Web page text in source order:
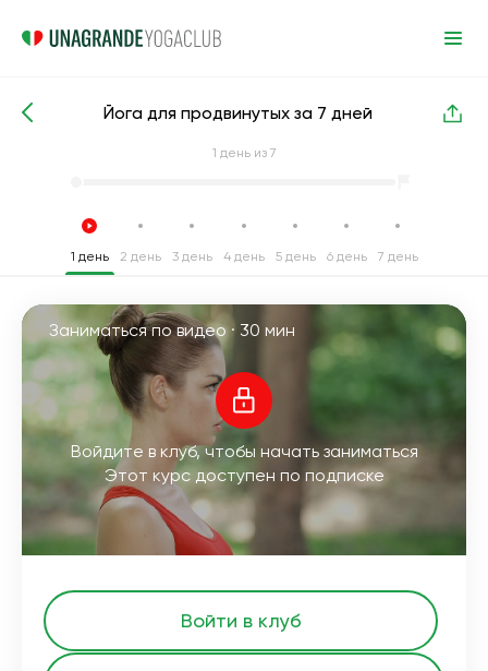
Интенсивные курсы йоги Продвинутый
Йога для продвинутых за 7 дней
1 день из 7
1 день 2 день 3 день 4 день 5 день 6 день 7 день
Заниматься по видео · 30 мин
Войдите в клуб, чтобы начать заниматься
Этот курс доступен по подписке
Войти в клуб